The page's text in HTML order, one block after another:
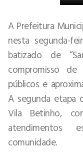
A Prefeitura
nesta segunda-
batizado de
compromisso
públicos e
A segunda
Vila Betinho,
atendimentos
comunidade.